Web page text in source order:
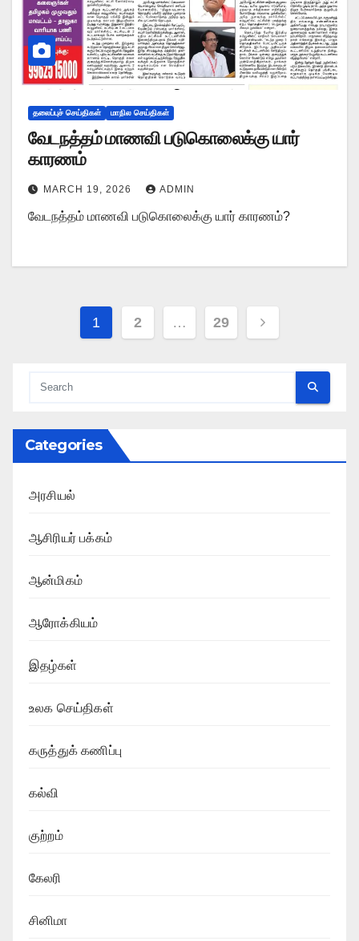
தலைப்புச் செய்திகள் மாநில செய்திகள்
வேடநத்தம் மாணவி படுகொலைக்கு யார்
காரணம்
MARCH 19, 2026 ADMIN
வேடநத்தம் மாணவி படுகொலைக்கு யார் காரணம்?
Posts
1 2 … 29
Categories
அரசியல்
ஆசிரியர் பக்கம்
ஆன்மிகம்
ஆரோக்கியம்
இதழ்கள்
உலக செய்திகள்
கருத்துக் கணிப்பு
கல்வி
குற்றம்
கேலரி
சினிமா